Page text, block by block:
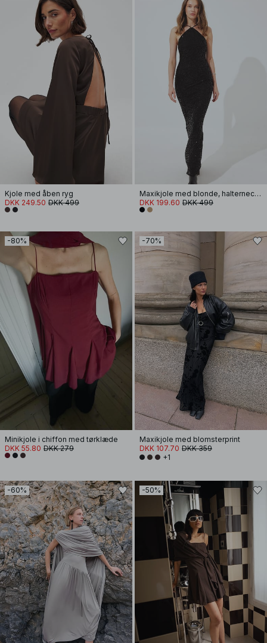
Kjole med åben ryg
DKK 249.50 DKK 499
Maxikjole med blonde, halterneck og pailletter
DKK 199.60 DKK 499
-80%
Minikjole i chiffon med tørklæde
DKK 55.80 DKK 279
-70%
Maxikjole med blomsterprint
DKK 107.70 DKK 359
+1
-60% -50%